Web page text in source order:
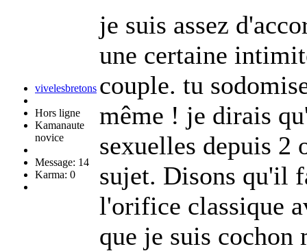
vivelesbretons
Hors ligne
Kamanaute
novice
Message: 14
Karma: 0
je suis assez
une certaine
couple. tu
même ! je dirais
sexuelles depuis 2
sujet. Disons qu'il
l'orifice classique
que je suis cochon